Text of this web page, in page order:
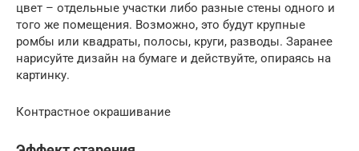
цвет – отдельные участки либо разные стены одного и
того же помещения. Возможно, это будут крупные
ромбы или квадраты, полосы, круги, разводы. Заранее
нарисуйте дизайн на бумаге и действуйте, опираясь на
картинку.
Контрастное окрашивание